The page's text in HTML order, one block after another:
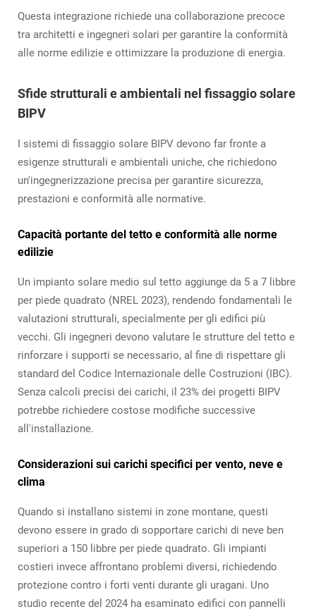
Questa integrazione richiede una collaborazione precoce
tra architetti e ingegneri solari per garantire la conformità
alle norme edilizie e ottimizzare la produzione di energia.
Sfide strutturali e ambientali nel fissaggio solare
BIPV
I sistemi di fissaggio solare BIPV devono far fronte a
esigenze strutturali e ambientali uniche, che richiedono
un'ingegnerizzazione precisa per garantire sicurezza,
prestazioni e conformità alle normative.
Capacità portante del tetto e conformità alle norme
edilizie
Un impianto solare medio sul tetto aggiunge da 5 a 7 libbre
per piede quadrato (NREL 2023), rendendo fondamentali le
valutazioni strutturali, specialmente per gli edifici più
vecchi. Gli ingegneri devono valutare le strutture del tetto e
rinforzare i supporti se necessario, al fine di rispettare gli
standard del Codice Internazionale delle Costruzioni (IBC).
Senza calcoli precisi dei carichi, il 23% dei progetti BIPV
potrebbe richiedere costose modifiche successive
all'installazione.
Considerazioni sui carichi specifici per vento, neve e
clima
Quando si installano sistemi in zone montane, questi
devono essere in grado di sopportare carichi di neve ben
superiori a 150 libbre per piede quadrato. Gli impianti
costieri invece affrontano problemi diversi, richiedendo
protezione contro i forti venti durante gli uragani. Uno
studio recente del 2024 ha esaminato edifici con pannelli